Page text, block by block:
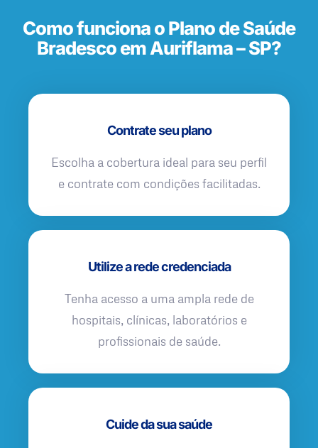
Como funciona o Plano de Saúde
Bradesco em Auriflama – SP?
Contrate seu plano
Escolha a cobertura ideal para seu perfil
e contrate com condições facilitadas.
Utilize a rede credenciada
Tenha acesso a uma ampla rede de
hospitais, clínicas, laboratórios e
profissionais de saúde.
Cuide da sua saúde